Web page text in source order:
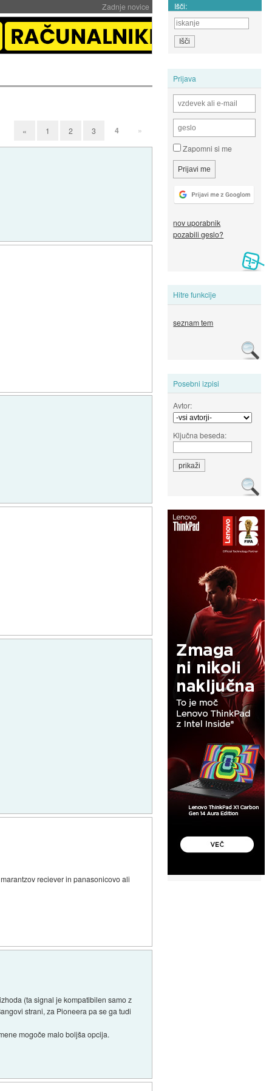
Zadnje novice Išči:
Prijava
Zapomni si me
nov uporabnik
pozabili geslo?
Hitre funkcije
seznam tem
Posebni izpisi
Avtor:
Ključna beseda:
« 1 2 3 4 »
reciever in panasonicovo ali
(ta signal je kompatibilen samo z
strani, za Pioneera pa se ga tudi
mogoče malo boljša opcija.